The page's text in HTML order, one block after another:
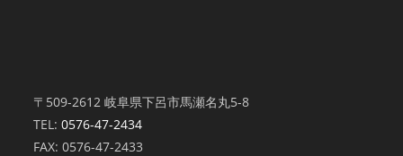
〒509-2612 岐阜県下呂市馬瀬名丸5-8
TEL:0576-47-2434
FAX: 0576-47-2433